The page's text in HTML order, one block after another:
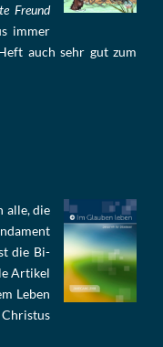
Freund
im­mer
auch sehr gut zum
alle, die
die Bi­
Ar­ti­kel
Le­ben